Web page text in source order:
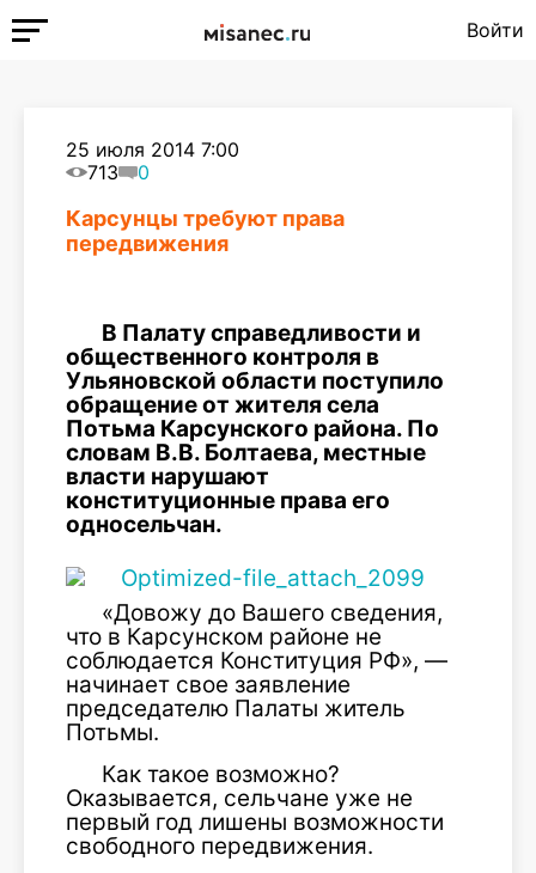
Войти
25 июля 2014 7:00
713
0
Карсунцы требуют права
передвижения
В Палату справедливости и
общественного контроля в
Ульяновской области поступило
обращение от жителя села
Потьма Карсунского района. По
словам В.В. Болтаева, местные
власти нарушают
конституционные права его
односельчан.
«Довожу до Вашего сведения,
что в Карсунском районе не
соблюдается Конституция РФ», —
начинает свое заявление
председателю Палаты житель
Потьмы.
Как такое возможно?
Оказывается, сельчане уже не
первый год лишены возможности
свободного передвижения.